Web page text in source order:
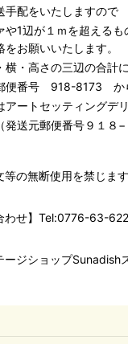
手配をいたしますの
や1辺が１ｍを超える
お願いいたします。
・高さの三辺の合計
便番号 918-8173 か
アートセッティングデ
（発送元郵便番号９１８−
等の無断使用を禁じます
わせ】Tel:0776-63-
ージショップ